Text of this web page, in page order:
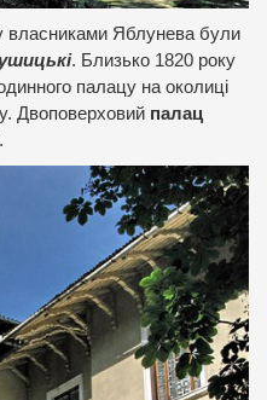
власниками Яблунева були
. Близько 1820 року
палацу на околиці
Двоповерховий палац